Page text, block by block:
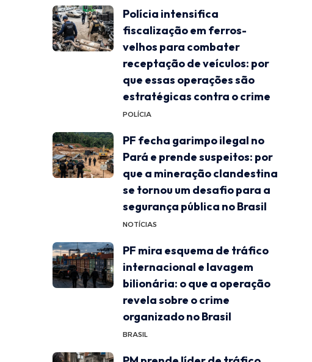
Polícia intensifica
fiscalização em ferros-
velhos para combater
receptação de veículos: por
que essas operações são
estratégicas contra o crime
POLÍCIA
PF fecha garimpo ilegal no
Pará e prende suspeitos: por
que a mineração clandestina
se tornou um desafio para a
segurança pública no Brasil
NOTÍCIAS
PF mira esquema de tráfico
internacional e lavagem
bilionária: o que a operação
revela sobre o crime
organizado no Brasil
BRASIL